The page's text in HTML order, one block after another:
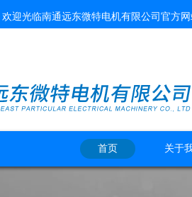
欢迎光临南通远东微特电机有限公司官方
首页 关于